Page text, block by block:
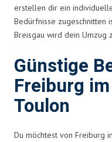
erstellen dir ein
Bedürfnisse zugeschnitten
Breisgau wird dein Umzug
Günstige
Freiburg
Toulon
Du möchtest von Freiburg